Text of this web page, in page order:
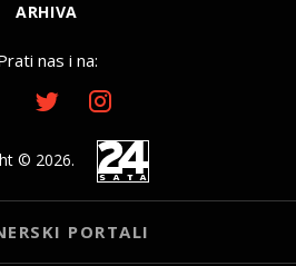
ARHIVA
nas i na:
© 2026.
PORTALI